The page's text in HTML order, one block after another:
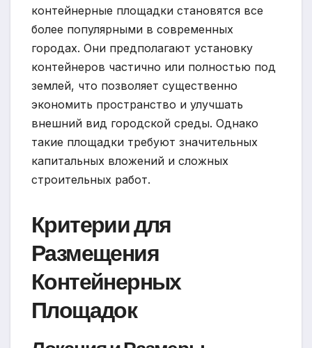
контейнерные площадки становятся все
более популярными в современных
городах. Они предполагают установку
контейнеров частично или полностью под
землей, что позволяет существенно
экономить пространство и улучшать
внешний вид городской среды. Однако
такие площадки требуют значительных
капитальных вложений и сложных
строительных работ.
Критерии для
Размещения
Контейнерных
Площадок